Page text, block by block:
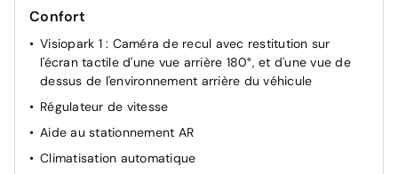
Confort
Visiopark 1 : Caméra de recul avec restitution sur
l'écran tactile d'une vue arrière 180°, et d'une vue de
dessus de l'environnement arrière du véhicule
Régulateur de vitesse
Aide au stationnement AR
Climatisation automatique